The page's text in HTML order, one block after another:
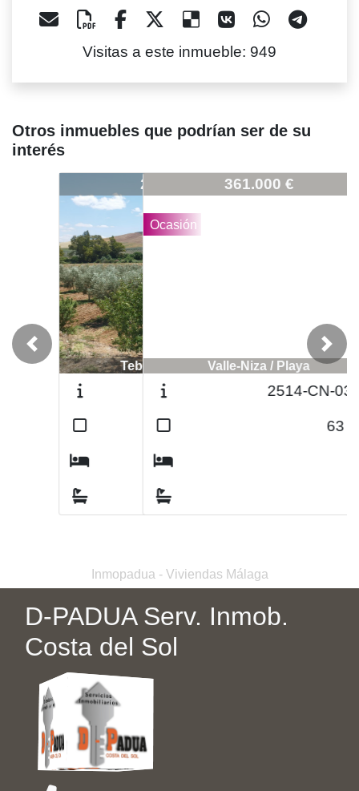
Visitas a este inmueble: 949
Otros inmuebles que podrían ser de su
interés
1988-CAMP-V-70
Valle-Niza / Playa
Ocasión
2514-CN-03-A
Previous Next
Inmopadua - Viviendas Málaga
D-PADUA Serv. Inmob.
Costa del Sol